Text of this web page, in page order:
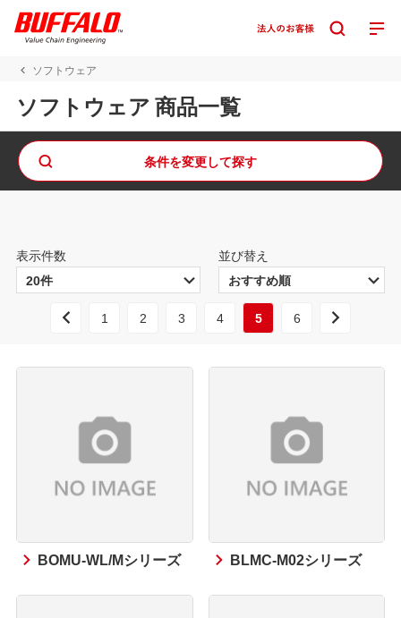
ソフトウェア
ソフトウェア 商品一覧
条件を変更して探す
表示件数 並び替え
1 2 3 4 5 6
BOMU-WL/Mシリーズ BLMC-M02シリーズ